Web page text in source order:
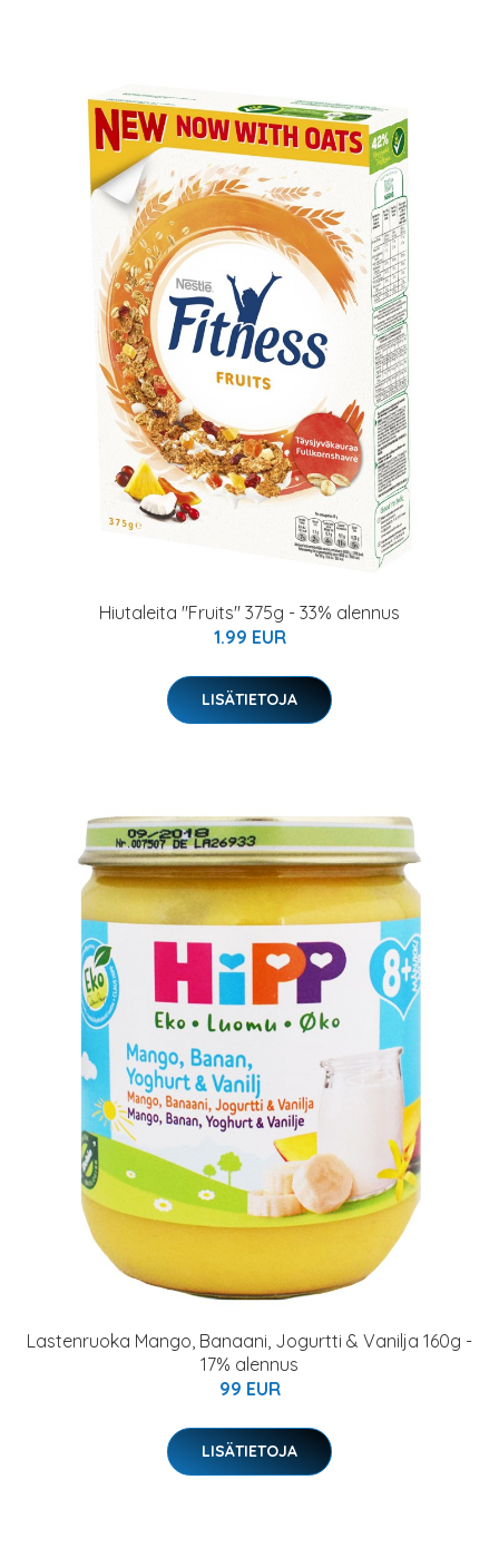
Hiutaleita "Fruits" 375g - 33% alennus
1.99 EUR
LISÄTIETOJA
Lastenruoka Mango, Banaani, Jogurtti & Vanilja 160g -
17% alennus
99 EUR
LISÄTIETOJA